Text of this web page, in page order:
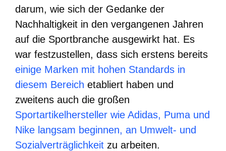
darum, wie sich der Gedanke der
Nachhaltigkeit in den vergangenen Jahren
auf die Sportbranche ausgewirkt hat. Es
war festzustellen, dass sich erstens bereits
einige Marken mit hohen Standards in
diesem Bereich etabliert haben und
zweitens auch die großen
Sportartikelhersteller wie Adidas, Puma und
Nike langsam beginnen, an Umwelt- und
Sozialverträglichkeit zu arbeiten.